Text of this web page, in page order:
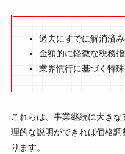
過去にすでに解消済
金額的に軽微な税務
業界慣行に基づく特
これらは、事業継続に大き
理的な説明ができれば価格
ります。